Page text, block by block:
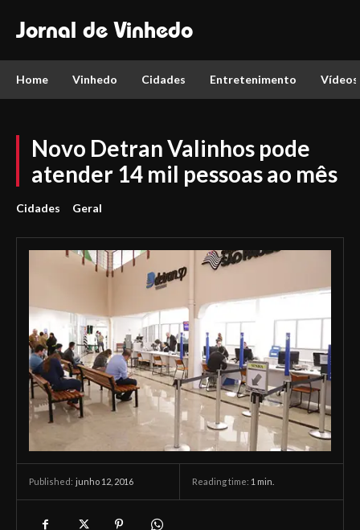
Jornal de Vinhedo
Home Vinhedo Cidades Entretenimento Vídeos
Novo Detran Valinhos pode
atender 14 mil pessoas ao mês
Cidades Geral
Published: junho 12, 2016 Reading time: 1 min.